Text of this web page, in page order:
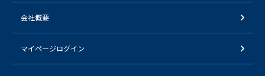
会社概要
マイページログイン